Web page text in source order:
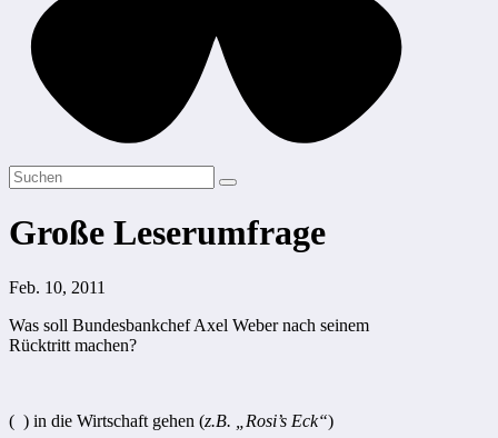
Große Leserumfrage
Feb. 10, 2011
Was soll Bundesbankchef Axel Weber nach seinem
Rücktritt machen?
( ) in die Wirtschaft gehen (z.B. „Rosi’s Eck“)